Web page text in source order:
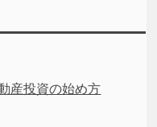
産投資の始め方